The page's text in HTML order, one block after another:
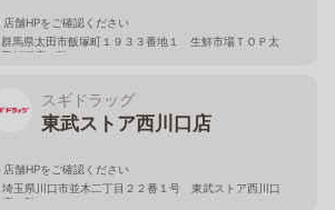
店舗HPをご確認ください
群馬県太田市飯塚町１９３３番地１ 生鮮市場ＴＯＰ太
田飯塚店１階
スギドラッグ
東武ストア西川口店
店舗HPをご確認ください
埼玉県川口市並木二丁目２２番１号 東武ストア西川口
店２階